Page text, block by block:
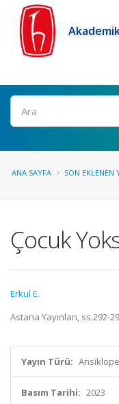
Ara
ANA SAYFA SON EKLENEN
Çocuk
Erkul E.
Astana Yayınları, ss.292-
Yayın Türü:
Basım Tarihi: 2023